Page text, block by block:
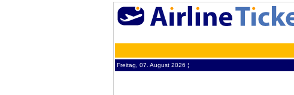
Freitag, 07. August 2026 ¦